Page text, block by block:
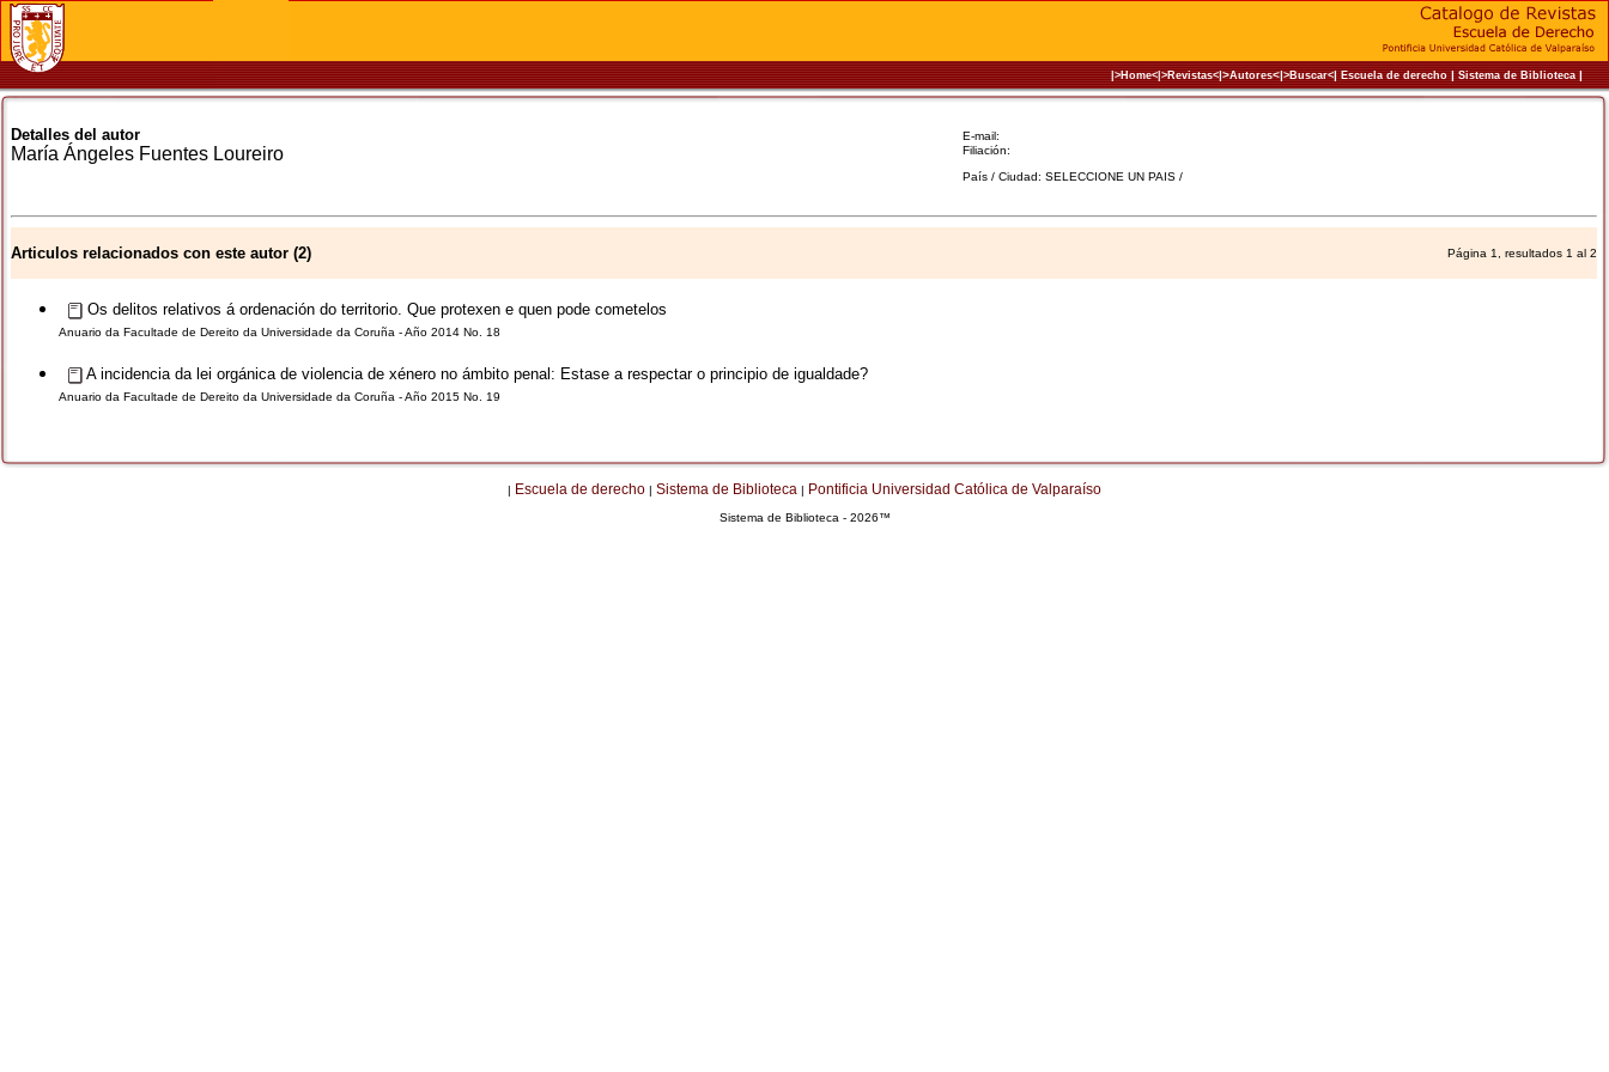
|>Home<|>Revistas<|>Autores<|>Buscar<|Escuela de derecho|Sistema de Biblioteca|
E-mail:
Filiación:
País / Ciudad: SELECCIONE UN PAIS /
Detalles del autor
María Ángeles Fuentes Loureiro
Articulos relacionados con este autor (2) Página 1, resultados 1 al 2
Os delitos relativos á ordenación do territorio. Que protexen e quen pode cometelos
Anuario da Facultade de Dereito da Universidade da Coruña - Año 2014 No. 18
A incidencia da lei orgánica de violencia de xénero no ámbito penal: Estase a respectar o principio de igualdade?
Anuario da Facultade de Dereito da Universidade da Coruña - Año 2015 No. 19
| Escuela de derecho | Sistema de Biblioteca | Pontificia Universidad Católica de Valparaíso
Sistema de Biblioteca - 2026™